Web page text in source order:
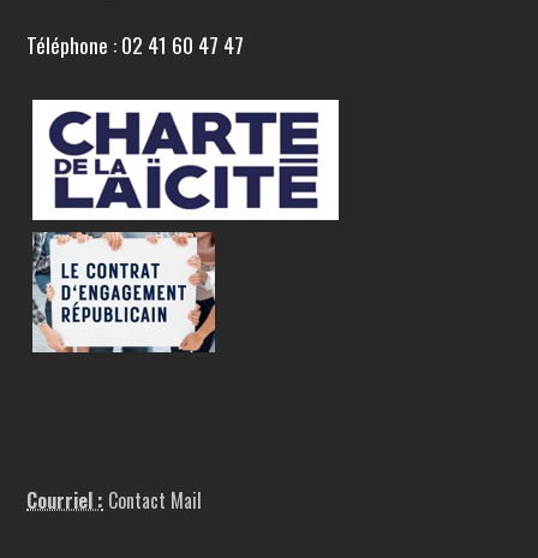
Téléphone : 02 41 60 47 47
Courriel : Contact Mail